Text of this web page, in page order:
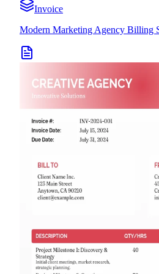
Invoice
Modern Marketing Agency Billing